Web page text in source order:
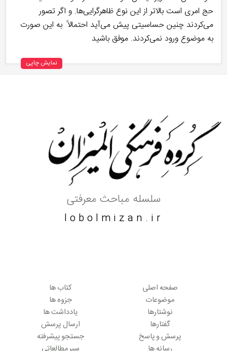
حج امری است بالاتر از این نوع ظاهرگرایی‌ها. و اگر تصور
می‌کردند چنین حساسیتی پیش می‌آید احتمالاً به این صورت
به موضوع ورود نمی‌کردند. موفق باشید
نمایش چاپی
سلسله مباحث معرفتی
lobolmizan.ir
صفحه اصلی
موضوعات
نوشتارها
گفتارها
پرسش و پاسخ
کتاب ها
جزوه ها
یادداشت ها
ارسال پرسش
جستجو پیشرفته